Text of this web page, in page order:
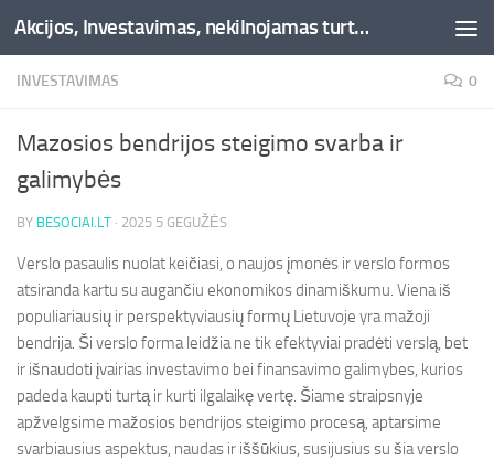
Skip to content Akcijos, Investavimas, nekilnojamas turtas, kriptovaliutos - Besociai.lt
INVESTAVIMAS 0
Mazosios bendrijos steigimo svarba ir
galimybės
BY BESOCIAI.LT · 2025 5 GEGUŽĖS
Verslo pasaulis nuolat keičiasi, o naujos įmonės ir verslo formos
atsiranda kartu su augančiu ekonomikos dinamiškumu. Viena iš
populiariausių ir perspektyviausių formų Lietuvoje yra mažoji
bendrija. Ši verslo forma leidžia ne tik efektyviai pradėti verslą, bet
ir išnaudoti įvairias investavimo bei finansavimo galimybes, kurios
padeda kaupti turtą ir kurti ilgalaikę vertę. Šiame straipsnyje
apžvelgsime mažosios bendrijos steigimo procesą, aptarsime
svarbiausius aspektus, naudas ir iššūkius, susijusius su šia verslo